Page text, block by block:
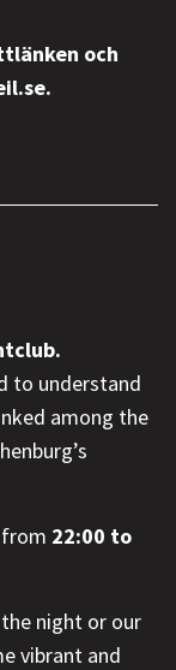
och
to understand
among the
from 22:00 to
night or our
vibrant and